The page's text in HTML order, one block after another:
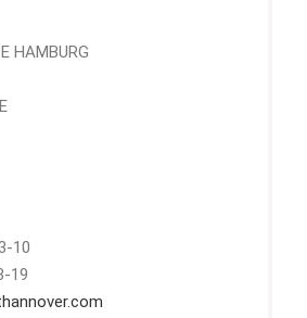
HAMBURG
10
19